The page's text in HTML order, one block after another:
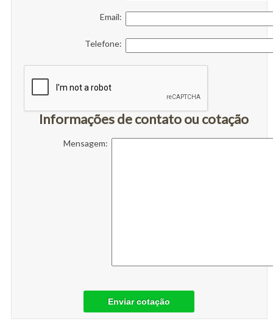
Email:
Telefone:
Informações de contato ou cotação
Mensagem:
Enviar cotação